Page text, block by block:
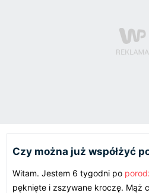
Czy można już współżyć
Witam. Jestem 6 tygodni po
pęknięte i zszywane kroczę. Mąż